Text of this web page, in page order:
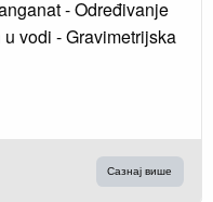
- Određivanje
vodi - Gravimetrijska
Сазнај више